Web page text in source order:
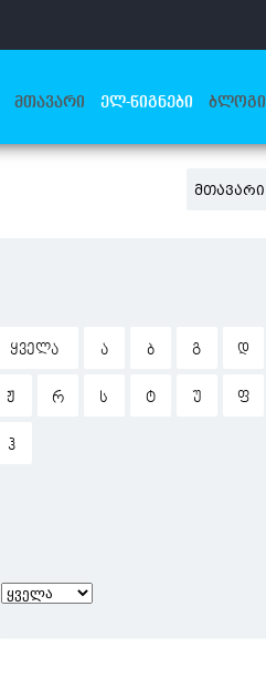
ᲛᲗᲐᲕᲐᲠᲘ ᲔᲚ-ᲬᲘᲒᲜᲔᲑᲘ ᲑᲚᲝᲒᲘ
ᲛᲗᲐᲕᲐᲠᲘ
ᲧᲕᲔᲚᲐ Ა Ბ Გ Დ
Ჟ Რ Ს Ტ Უ Ფ
Ჰ